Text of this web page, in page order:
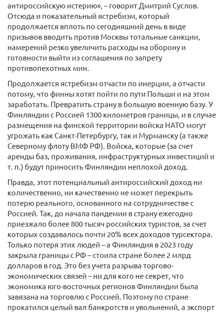
антироссийскую истерию», – говорит Дмитрий Суслов.
Отсюда и показательный ястребизм, который
продолжается вплоть по сегодняшний день в виде
призывов вводить против Москвы тотальные санкции,
намерений резко увеличить расходы на оборону и
готовности выйти из соглашения по запрету
противопехотных мин.
Продолжается ястребизм отчасти по инерции, а отчасти
потому, что финны хотят пойти по пути Польши и на этом
заработать. Превратить страну в большую военную базу. У
Финляндии с Россией 1300 километров границы, и в случае
размещения на финской территории войска НАТО могут
угрожать как Санкт-Петербургу, так и Мурманску (а также
Северному флоту ВМФ РФ). Войска, которые (за счет
аренды баз, проживания, инфраструктурных инвестиций и
т. п.) будут приносить Финляндии неплохой доход.
Правда, этот потенциальный антироссийский доход ни
количественно, ни качественно не может перекрыть
потерю реального, основанного на сотрудничестве с
Россией. Так, до начала пандемии в страну ежегодно
приезжало более 800 тысяч российских туристов, за счет
которых создавалось почти 20% всех доходов турсектора.
Только потеря этих людей – а Финляндия в 2023 году
закрыла границы с РФ – стоила стране более 2 млрд
долларов в год. Это без учета разрыва торгово-
экономических связей – ни для кого не секрет, что
экономика юго-восточных регионов Финляндии была
завязана на торговлю с Россией. Поэтому по стране
прокатился целый вал банкротств и увольнений, а экспорт